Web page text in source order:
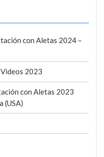
con Aletas 2024 –
2023
con Aletas 2023
(USA)